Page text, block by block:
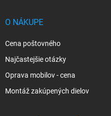
O NÁKUPE
Cena poštovného
Najčastejšie otázky
Oprava mobilov - cena
Montáž zakúpených dielov